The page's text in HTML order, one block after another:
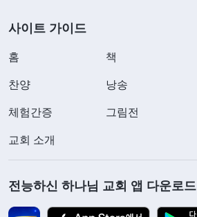
사이트 가이드
홈 책
찬양 낭송
체험간증 그림전
교회 소개
전능하신 하나님 교회 앱 다운로드